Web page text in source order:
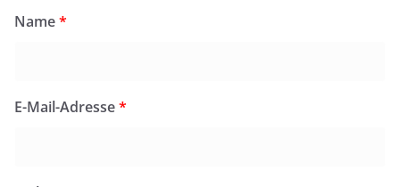
Name*
E-Mail-Adresse*